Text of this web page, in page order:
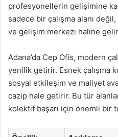
profesyonellerin gelişimine
sadece bir çalışma alanı
ve gelişim merkezi haline
Adana’da Cep Ofis, modern
yenilik getirir. Esnek çalışma
sosyal etkileşim ve maliyet
cazip hale getirir. Bu tür
kolektif başarı için önemli bir